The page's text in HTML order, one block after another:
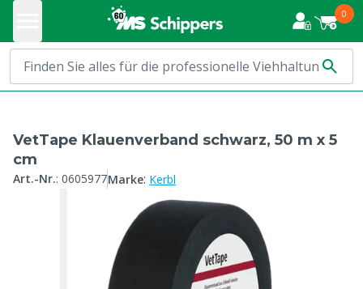
0
VetTape Klauenverband schwarz, 50 m x 5
cm
Art.-Nr.: 0605977Marke: Kerbl